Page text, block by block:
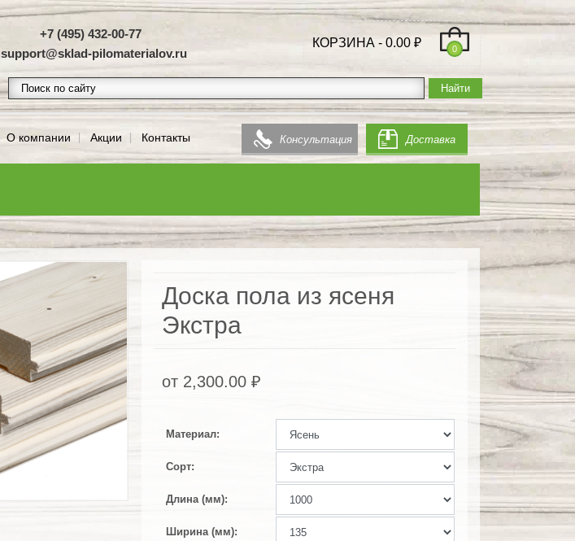
+7 (495) 432-00-77
support@sklad-pilomaterialov.ru
КОРЗИНА - 0.00 ₽ 0
О компании Акции Контакты Доставка
Консультация
Доска пола из ясеня
Экстра
от 2,300.00 ₽
Материал
Сорт
Длина (мм)
Ширина (мм)